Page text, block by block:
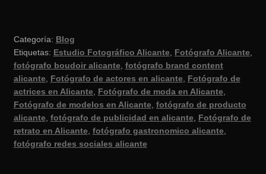
Categoría: Blog
Etiquetas: Estudio Fotográfico Alicante, Fotógrafo Alicante,
fotógrafo boudoir alicante, fotógrafo brand content
alicante, Fotógrafo de actores en alicante, Fotógrafo de
actrices en Alicante, Fotógrafo de moda en Alicante,
Fotógrafo de modelos en Alicante, fotógrafo de producto
alicante, fotógrafo de publicidad en alicante, Fotógrafo de
retrato en Alicante, fotógrafo gastronomico alicante,
fotógrafo redes sociales alicante